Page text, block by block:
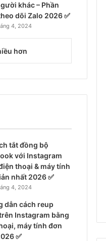
khác – Phần
dõi Zalo 2026 ✅
4, 2024
hơn
tắt đồng bộ
với Instagram
thoại & máy tính
nhất 2026 ✅
4, 2024
dẫn cách reup
Instagram bằng
máy tính đơn
✅